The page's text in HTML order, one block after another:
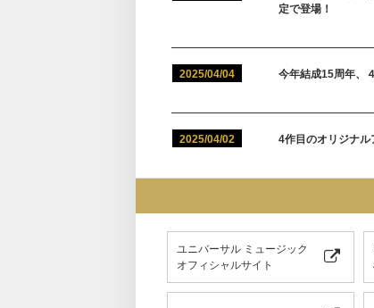
定で登場！
2025/04/04 今年結成15周年、
2025/04/02 4作目のオリジナル
ユニバーサル ミュージック
オフィシャルサイト